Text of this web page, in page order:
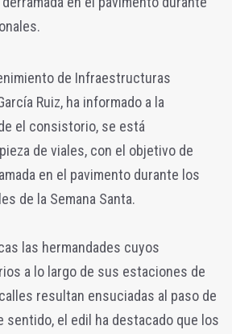
de Infraestructuras
Ruiz, ha informado a la
el consistorio, se está
de viales, con el objetivo de
en el pavimento durante los
de la Semana Santa.
las hermandades cuyos
a lo largo de sus estaciones de
resultan ensuciadas al paso de
sentido, el edil ha destacado que los